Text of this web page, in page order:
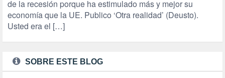
de la recesión porque ha estimulado más y mejor su
economía que la UE. Publico ‘Otra realidad’ (Deusto).
Usted era el […]
SOBRE ESTE BLOG